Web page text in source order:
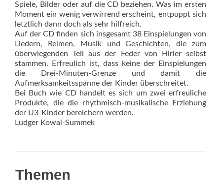
Spiele, Bilder oder auf die CD beziehen. Was im ersten
Moment ein wenig verwirrend erscheint, entpuppt sich
letztlich dann doch als sehr hilfreich.
Auf der CD finden sich insgesamt 38 Einspielungen von
Liedern, Reimen, Musik und Geschichten, die zum
überwiegenden Teil aus der Feder von Hirler selbst
stammen. Erfreulich ist, dass keine der Einspielungen
die Drei-Minuten-Grenze und damit die
Aufmerksamkeitsspanne der Kinder überschreitet.
Bei Buch wie CD handelt es sich um zwei erfreuliche
Produkte, die die rhythmisch-musikalische Erziehung
der U3-Kinder bereichern werden.
Ludger Kowal-Summek
Themen